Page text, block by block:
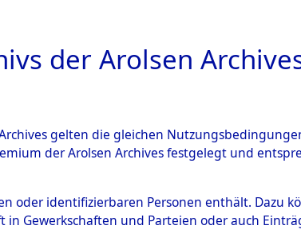
ÜBERSICHT BILD
der Arolsen
gelten die gleichen
der Arolsen Archives festgelegt und
oder identifizierbaren Personen enthält. Dazu
Gewerkschaften und Parteien oder auch